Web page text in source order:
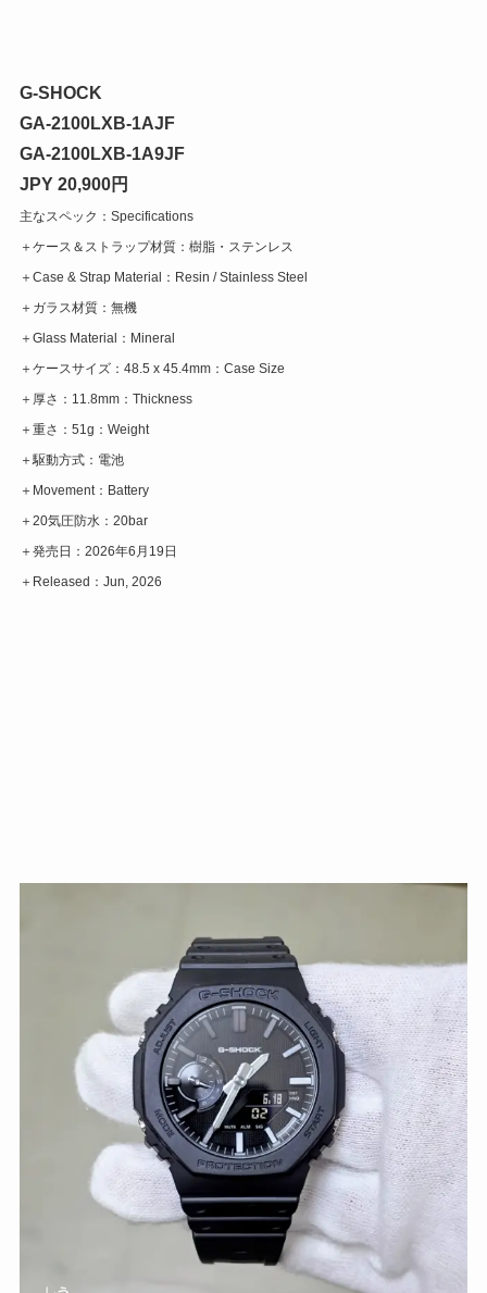
G-SHOCK
GA-2100LXB-1AJF
GA-2100LXB-1A9JF
JPY 20,900円
主なスペック：Specifications
＋ケース＆ストラップ材質：樹脂・ステンレス
＋Case & Strap Material：Resin / Stainless Steel
＋ガラス材質：無機
＋Glass Material：Mineral
＋ケースサイズ：48.5 x 45.4mm：Case Size
＋厚さ：11.8mm：Thickness
＋重さ：51g：Weight
＋駆動方式：電池
＋Movement：Battery
＋20気圧防水：20bar
＋発売日：2026年6月19日
＋Released：Jun, 2026